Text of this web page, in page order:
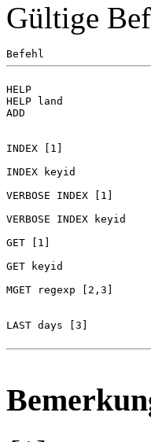
Gültige
HELP
HELP land
ADD
INDEX [1]
INDEX keyid
VERBOSE INDEX [1]
VERBOSE INDEX
GET [1]
GET keyid
MGET regexp [2,3]
LAST days [3]